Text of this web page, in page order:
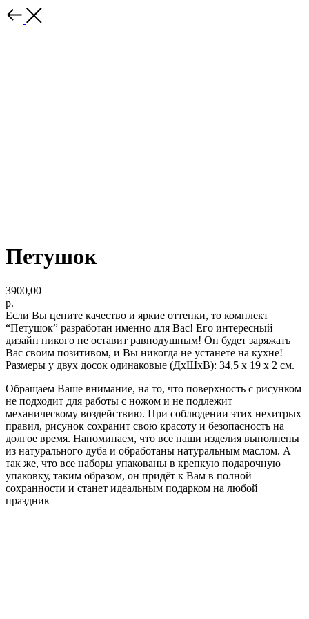
Петушок
3900,00
р.
Если Вы цените качество и яркие оттенки, то комплект
“Петушок” разработан именно для Вас! Его интересный
дизайн никого не оставит равнодушным! Он будет заряжать
Вас своим позитивом, и Вы никогда не устанете на кухне!
Размеры у двух досок одинаковые (ДхШхВ): 34,5 х 19 х 2 см.
Обращаем Ваше внимание, на то, что поверхность с рисунком
не подходит для работы с ножом и не подлежит
механическому воздействию. При соблюдении этих нехитрых
правил, рисунок сохранит свою красоту и безопасность на
долгое время. Напоминаем, что все наши изделия выполнены
из натурального дуба и обработаны натуральным маслом. А
так же, что все наборы упакованы в крепкую подарочную
упаковку, таким образом, он придёт к Вам в полной
сохранности и станет идеальным подарком на любой
праздник